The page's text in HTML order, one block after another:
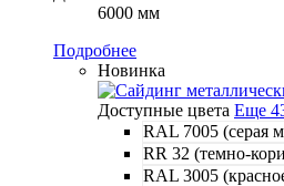
6000 мм
Подробнее
Новинка
Доступные цвета Еще
RAL 7005 (серая
RR 32 (темно-
RAL 3005